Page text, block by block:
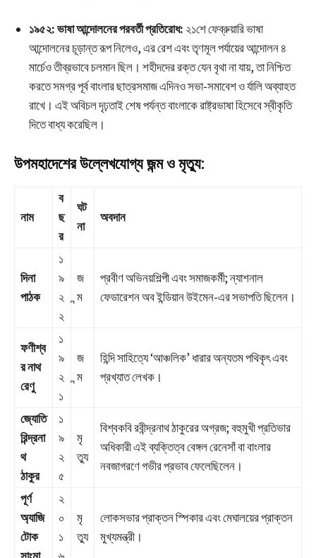
১৯৫২: ভাষা আন্দোলনের পরবর্তী প্রতিরোধ: ২১শে ফেব্রুয়ারি ভাষা
আন্দোলনের চূড়ান্ত রূপ নিলেও, এর রেশ এবং তৃণমূল পর্যায়ের আন্দোলন ৪
মার্চেও তীব্রভাবে চলমান ছিল। শহীদদের রক্ত যেন বৃথা না যায়, তা নিশ্চিত
করতে সমগ্র পূর্ব বাংলার ছাত্রসমাজ এদিনও সভা-সমাবেশ ও র্যালি অব্যাহত
রাখে। এই অবিচল দৃঢ়তাই শেষ পর্যন্ত বাংলাকে রাষ্ট্রভাষা হিসেবে স্বীকৃতি
দিতে বাধ্য করেছিল।
উপমহাদেশের উল্লেখযোগ্য জন্ম ও মৃত্যু:
নাম
ব
ছ
র
ঘট
না
অবদান
দিনা
পাঠক
১
৯
২
২
জ
ন্ম
প্রবীণ অভিনয়শিল্পী এবং সমাজকর্মী; ন্যাশনাল
ফেডারেশন অব ইন্ডিয়ান উইমেন-এর সভাপতি ছিলেন।
ফণীশ্ব
র নাথ
রেণু
১
৯
২
১
জ
ন্ম
হিন্দি সাহিত্যে ‘আঞ্চলিক’ ধারার অন্যতম পথিকৃৎ এবং
প্রখ্যাত লেখক।
জ্যোতি
রিন্দ্রনা
থ
ঠাকুর
১
৯
২
৫
মৃ
ত্যু
বিশ্বকবি রবীন্দ্রনাথ ঠাকুরের অগ্রজ; বহুমুখী প্রতিভার
অধিকারী এই ব্যক্তিত্ব বেঙ্গল রেনেসাঁ বা বাংলার
নবজাগরণে গভীর প্রভাব ফেলেছিলেন।
পূর্ণ
অ্যাজি
টোক
২
০
১
মৃ
ত্যু
লোকসভার প্রাক্তন স্পিকার এবং মেঘালয়ের প্রাক্তন
মুখ্যমন্ত্রী।